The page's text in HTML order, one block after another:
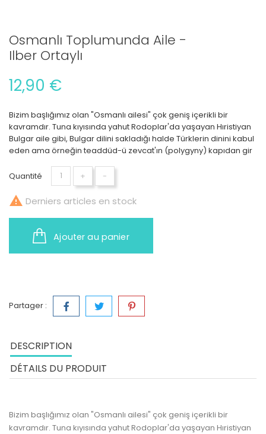
Osmanlı Toplumunda Aile -
Ilber Ortaylı
12,90 €
Bizim başlığımız olan "Osmanlı ailesi" çok geniş içerikli bir
kavramdır. Tuna kıyısında yahut Rodoplar'da yaşayan Hıristiyan
Bulgar aile gibi, Bulgar dilini sakladığı halde Türklerin dinini kabul
eden ama örneğin teaddüd-ü zevcat'ın (polygyny) kapıdan gir
Quantité + -
 Derniers articles en stock
Ajouter au panier
Partager :
DESCRIPTION
DÉTAILS DU PRODUIT
Bizim başlığımız olan "Osmanlı ailesi" çok geniş içerikli bir
kavramdır. Tuna kıyısında yahut Rodoplar'da yaşayan Hıristiyan